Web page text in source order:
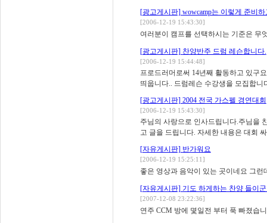
[광고게시판] wowcamp는 이렇게 준비
[2006-12-19 15:43:30]
여러분이 캠프를 선택하시는 기준은 무
[광고게시판] 찬양반주 드럼 레슨합니다.
[2006-12-19 15:44:48]
프로드러머로써 14년째 활동하고 있구
띄웁니다.. 드럼레슨 수강생을 모집합니
[광고게시판] 2004 전국 가스펠 경연대회
[2006-12-19 15:43:30]
주님의 사랑으로 인사드립니다.주님을
고 글을 드립니다. 자세한 내용은 대회
[자유게시판] 반가워요
[2006-12-19 15:25:11]
좋은 영상과 음악이 있는 곳이네요 그런
[자유게시판] 기도 하게하는 찬양 들이
[2007-12-08 23:22:36]
연주 CCM 방에 몇일전 부터 푹 빠졌습